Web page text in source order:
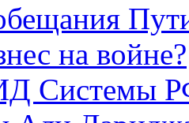
на войне?
Системы